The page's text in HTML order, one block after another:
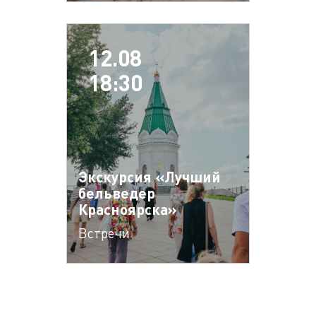
12.08
18:30
Экскурсия «Лучший
бельведер
Красноярска»
Встречи